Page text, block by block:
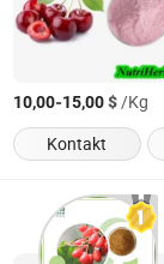
10,00-15,00$/Kg
Kontakt